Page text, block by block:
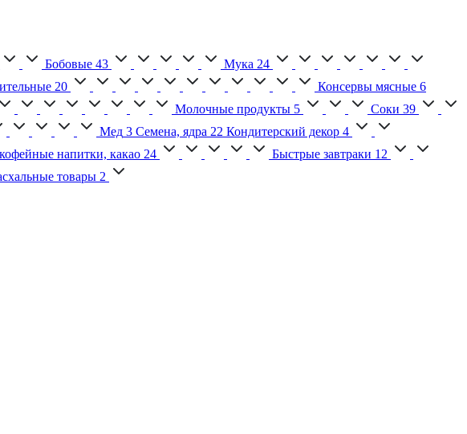
Бобовые 43 Мука 24
20 Консервы мясные 6
Молочные продукты 5 Соки 39
Мед 3 Семена, ядра 22 Кондитерский декор 4
напитки, какао 24 Быстрые завтраки 12
товары 2